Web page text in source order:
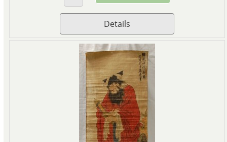
In der Yuan-Dynastie
Kulturlandschaft, die
kalligrafische
verkörperte. Neben der
ihren Bildern auch
Stile heraufbeschwören,
identifizieren, die mit den alten
nicht mehr eine
um die innere Landschaft des
Details